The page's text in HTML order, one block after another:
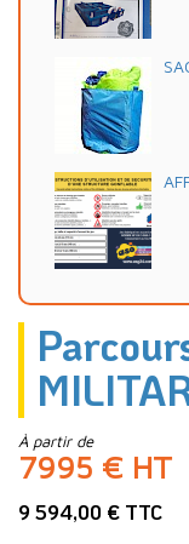
À partir de
7995 € HT
9 594,00 € TTC